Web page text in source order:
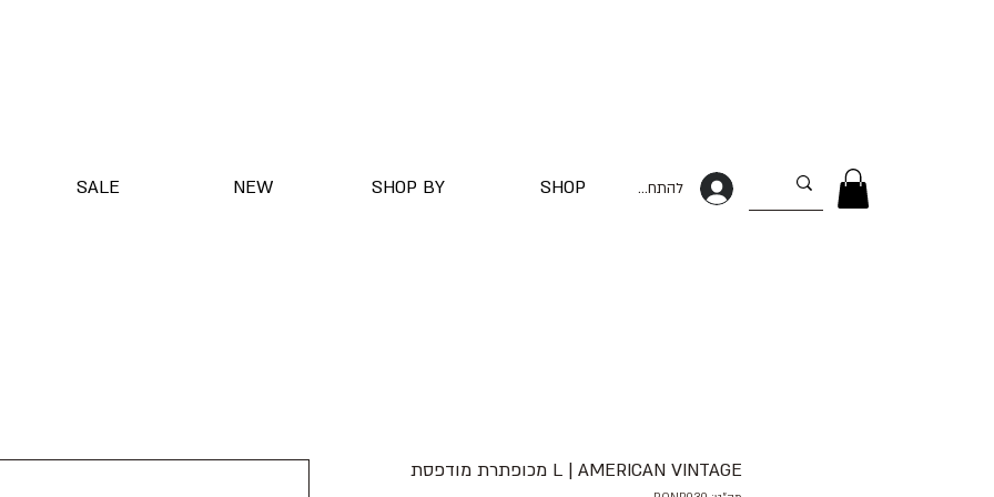
להתחברות SALE NEW SHOP BY SHOP
L | AMERICAN VINTAGE מכופתרת מודפסת